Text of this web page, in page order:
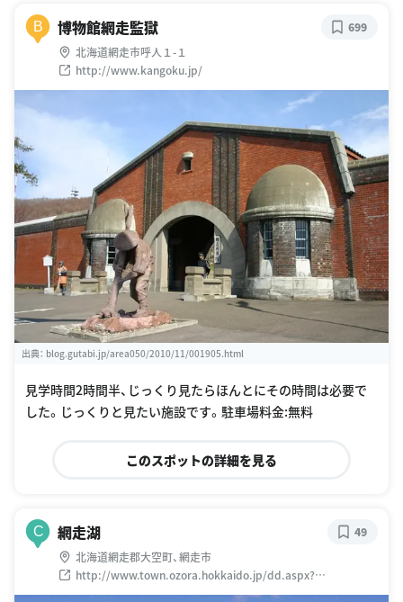
B 博物館網走監獄
北海道網走市呼人１-１
http://www.kangoku.jp/
699
出典： blog.gutabi.jp/area050/2010/11/001905.html
見学時間2時間半、じっくり見たらほんとにその時間は必要で
した。じっくりと見たい施設です。駐車場料金:無料
このスポットの詳細を見る
C 網走湖
北海道網走郡大空町、網走市
http://www.town.ozora.hokkaido.jp/dd.aspx?
menuid=1339
49